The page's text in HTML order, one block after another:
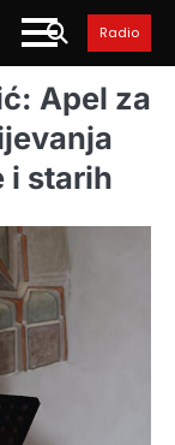
Radio
Apel za
i starih